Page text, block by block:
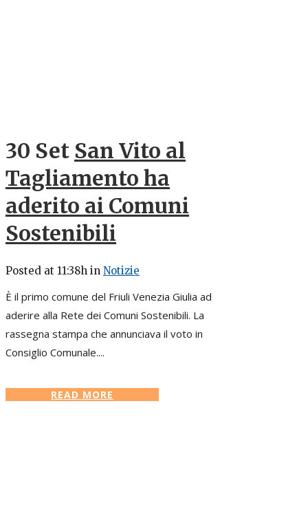
30 Set San Vito al
Tagliamento ha
aderito ai Comuni
Sostenibili
Posted at 11:38h in Notizie
È il primo comune del Friuli Venezia Giulia ad
aderire alla Rete dei Comuni Sostenibili. La
rassegna stampa che annunciava il voto in
Consiglio Comunale....
READ MORE